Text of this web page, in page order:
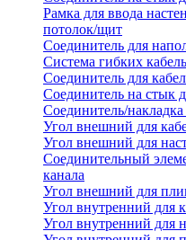
Рамка для ввода
потолок/щит
Соединитель для
Система гибких
Соединитель для
Соединитель на стык
Соединитель/
Угол внешний для
Угол внешний для
Соединительный
канала
Угол внешний для
Угол внутренний для
Угол внутренний для